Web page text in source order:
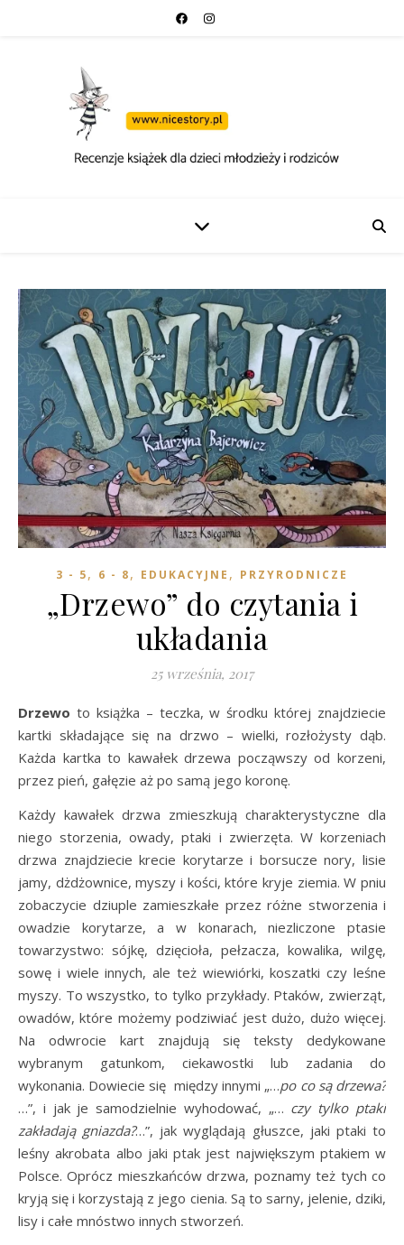
3 - 5, 6 - 8, EDUKACYJNE , PRZYRODNICZE
„Drzewo” do czytania i
układania
25 września, 2017
Drzewo to książka – teczka, w środku której znajdziecie
kartki składające się na drzwo – wielki, rozłożysty dąb.
Każda kartka to kawałek drzewa począwszy od korzeni,
przez pień, gałęzie aż po samą jego koronę.
Każdy kawałek drzwa zmieszkują charakterystyczne dla
niego storzenia, owady, ptaki i zwierzęta. W korzeniach
drzwa znajdziecie krecie korytarze i borsucze nory, lisie
jamy, dżdżownice, myszy i kości, które kryje ziemia. W pniu
zobaczycie dziuple zamieszkałe przez różne stworzenia i
owadzie korytarze, a w konarach, niezliczone ptasie
towarzystwo: sójkę, dzięcioła, pełzacza, kowalika, wilgę,
sowę i wiele innych, ale też wiewiórki, koszatki czy leśne
myszy. To wszystko, to tylko przykłady. Ptaków, zwierząt,
owadów, które możemy podziwiać jest dużo, dużo więcej.
Na odwrocie kart znajdują się teksty dedykowane
wybranym gatunkom, ciekawostki lub zadania do
wykonania. Dowiecie się między innymi „…po co są drzewa?
…”, i jak je samodzielnie wyhodować, „… czy tylko ptaki
zakładają gniazda?…”, jak wyglądają głuszce, jaki ptaki to
leśny akrobata albo jaki ptak jest największym ptakiem w
Polsce. Oprócz mieszkańców drzwa, poznamy też tych co
kryją się i korzystają z jego cienia. Są to sarny, jelenie, dziki,
lisy i całe mnóstwo innych stworzeń.